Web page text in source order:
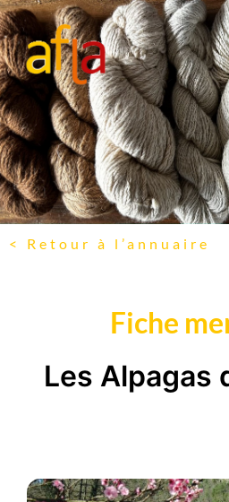
< Retour à l’annuaire
Fiche
Les Alpagas